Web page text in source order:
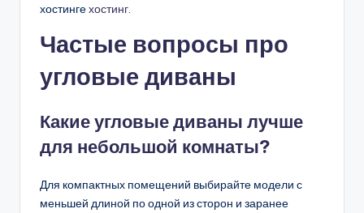
хостингехостинг.
Частые вопросы про
угловые диваны
Какие угловые диваны лучше
для небольшой комнаты?
Для компактных помещений выбирайте модели с
меньшей длиной по одной из сторон и заранее